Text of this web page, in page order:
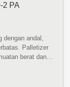
2 PA
andal,
Palletizer
berat dan